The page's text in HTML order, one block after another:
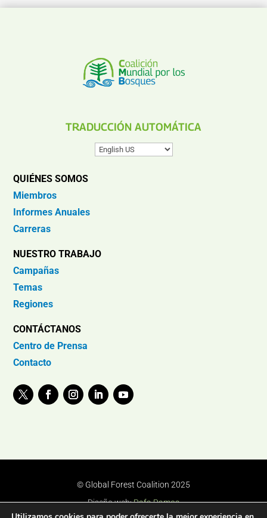
TRADUCCIÓN AUTOMÁTICA
QUIÉNES SOMOS
Miembros
Informes Anuales
Carreras
NUESTRO TRABAJO
Campañas
Temas
Regiones
CONTÁCTANOS
Centro de Prensa
Contacto
© Global Forest Coalition 2025
Diseño web:Rafa Ramos